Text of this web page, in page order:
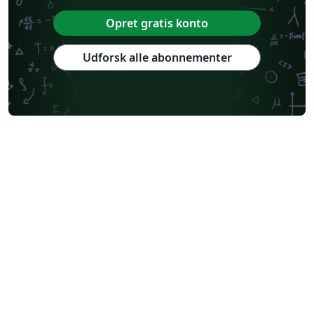
Opret gratis konto
Udforsk alle abonnementer